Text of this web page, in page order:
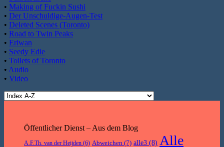
• Making of Fuckin Sushi
• Der Unschuldige-Augen-Test
• Deleted Scenes (Toronto)
• Road to Twin Peaks
• Eriwan
• Seedy Edie
• Toilets of Toronto
• Audio
• Video
Öffentlicher Dienst – Aus dem Blog
A.F.Th. van der Heijden (6) Abweichen (7) alle3 (8) Alle